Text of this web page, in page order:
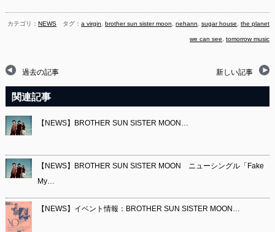
カテゴリ：NEWS タグ：a virgin ,brother sun sister moon ,nehann ,sugar house ,the planet
we can see ,tomorrow music
過去の記事 新しい記事
関連記事
【NEWS】BROTHER SUN SISTER MOON…
【NEWS】BROTHER SUN SISTER MOON ニューシングル「Fake
My…
【NEWS】イベント情報：BROTHER SUN SISTER MOON…